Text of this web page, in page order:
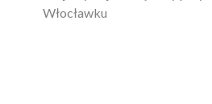
Włocławku